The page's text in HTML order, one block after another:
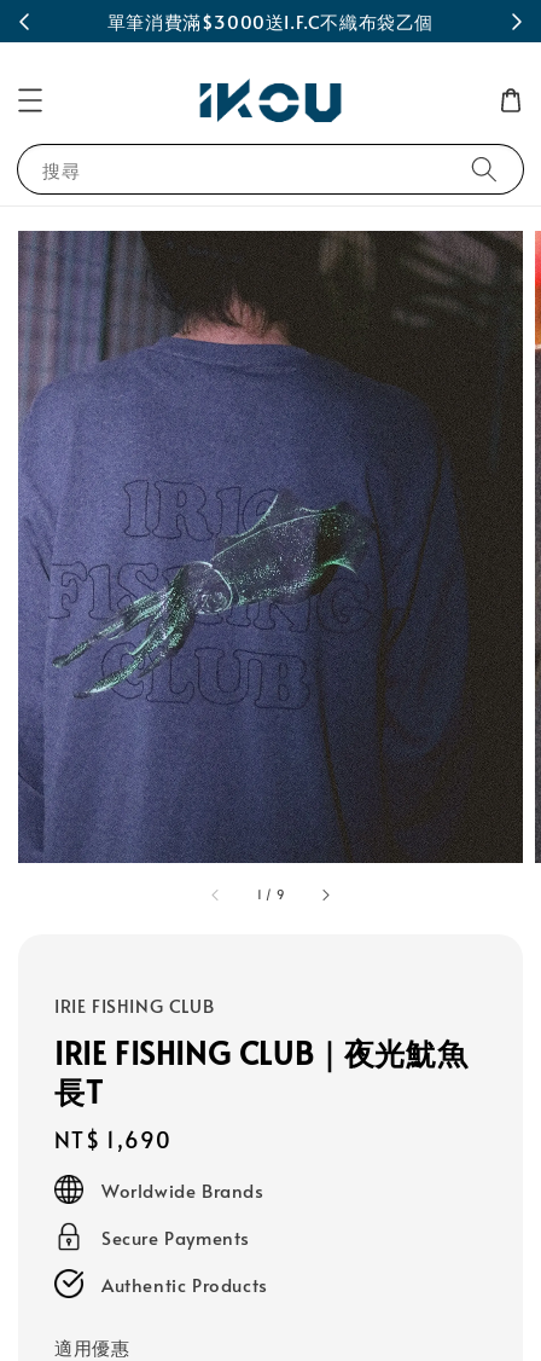
單筆消費滿$3000送I.F.C不織布袋乙個
搜尋
1 / 9
IRIE FISHING CLUB
IRIE FISHING CLUB｜夜光魷魚
長T
Regular
price
NT$ 1,690
Worldwide Brands
Secure Payments
Authentic Products
適用優惠